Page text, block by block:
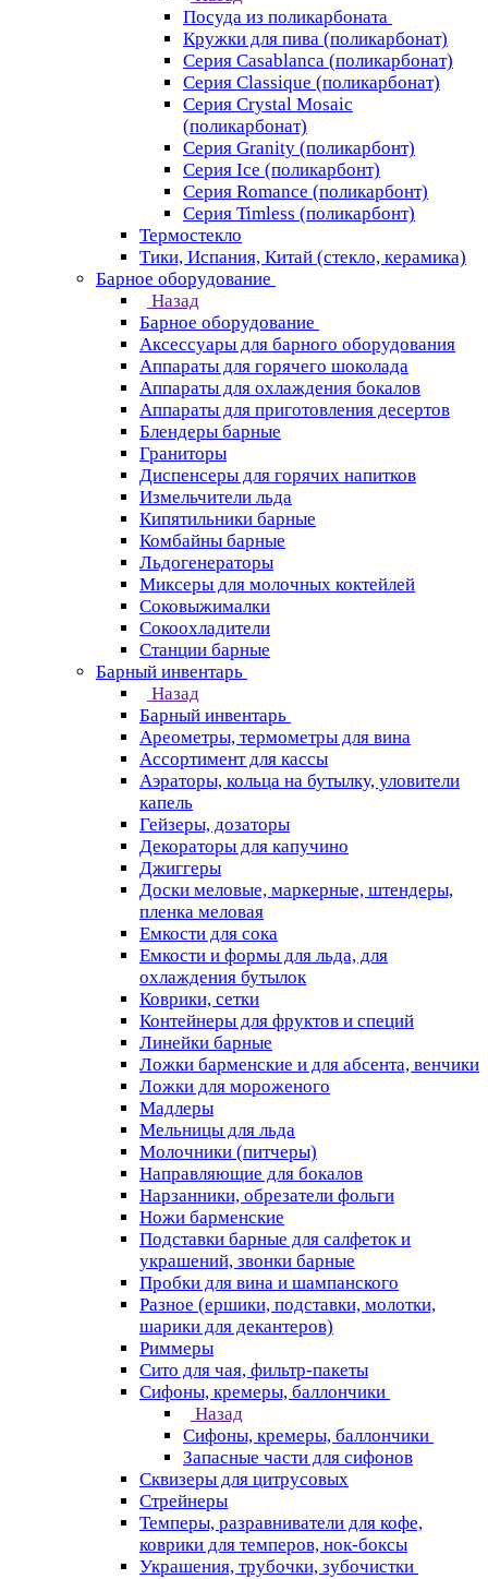
Посуда из поликарбоната
Кружки для пива (поликарбонат)
Серия Casablanсa (поликарбонат)
Серия Classique (поликарбонат)
Серия Crystal Mosaic
(поликарбонат)
Серия Granity (поликарбонт)
Серия Ice (поликарбонт)
Серия Romance (поликарбонт)
Серия Timless (поликарбонт)
Термостекло
Тики, Испания, Китай (стекло, керамика)
Барное оборудование
Назад
Барное оборудование
Аксессуары для барного оборудования
Аппараты для горячего шоколада
Аппараты для охлаждения бокалов
Аппараты для приготовления десертов
Блендеры барные
Граниторы
Диспенсеры для горячих напитков
Измельчители льда
Кипятильники барные
Комбайны барные
Льдогенераторы
Миксеры для молочных коктейлей
Соковыжималки
Сокоохладители
Станции барные
Барный инвентарь
Назад
Барный инвентарь
Ареометры, термометры для вина
Ассортимент для кассы
Аэраторы, кольца на бутылку, уловители
капель
Гейзеры, дозаторы
Декораторы для капучино
Джиггеры
Доски меловые, маркерные, штендеры,
пленка меловая
Емкости для сока
Емкости и формы для льда, для
охлаждения бутылок
Коврики, сетки
Контейнеры для фруктов и специй
Линейки барные
Ложки барменские и для абсента, венчики
Ложки для мороженого
Мадлеры
Мельницы для льда
Молочники (питчеры)
Направляющие для бокалов
Нарзанники, обрезатели фольги
Ножи барменские
Подставки барные для салфеток и
украшений, звонки барные
Пробки для вина и шампанского
Разное (ершики, подставки, молотки,
шарики для декантеров)
Риммеры
Сито для чая, фильтр-пакеты
Сифоны, кремеры, баллончики
Назад
Сифоны, кремеры, баллончики
Запасные части для сифонов
Сквизеры для цитрусовых
Стрейнеры
Темперы, разравниватели для кофе,
коврики для темперов, нок-боксы
Украшения, трубочки, зубочистки